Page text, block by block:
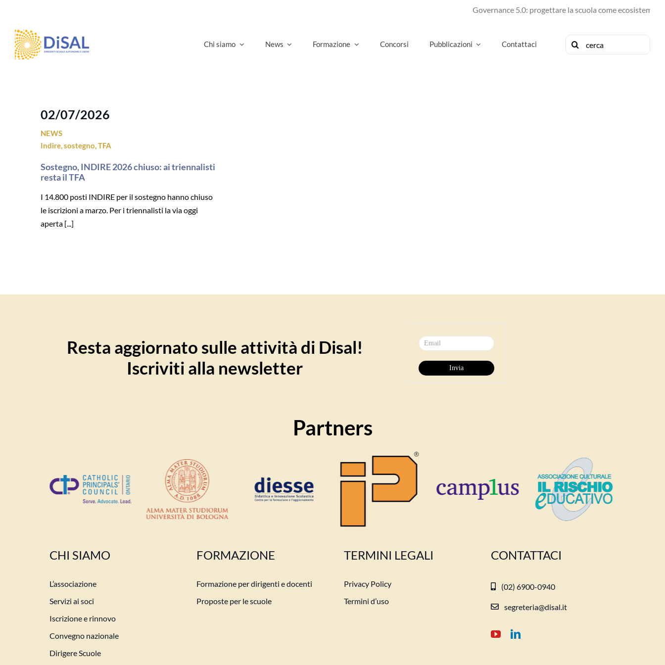
contenuto
Governance 5.0: progettare la scuola come ecosistema di
Chi siamo News Formazione Concorsi Pubblicazioni Contattaci
Cerca
per:
02/07/2026
NEWS
Indire,sostegno,TFA
Sostegno, INDIRE 2026 chiuso: ai triennalisti
resta il TFA
I 14.800 posti INDIRE per il sostegno hanno chiuso
le iscrizioni a marzo. Per i triennalisti la via oggi
aperta [...]
Resta aggiornato sulle attività di Disal!
Iscriviti alla newsletter
Partners
CHI SIAMO
L’associazione
Servizi ai soci
Iscrizione e rinnovo
Convegno nazionale
Dirigere Scuole
FORMAZIONE
Formazione per dirigenti e docenti
Proposte per le scuole
TERMINI LEGALI
Privacy Policy
Termini d’uso
CONTATTACI
(02) 6900-0940
segreteria@disal.it